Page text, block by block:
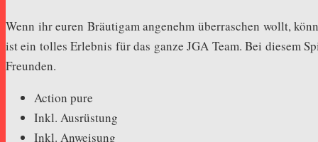
Wenn ihr euren Bräutigam angenehm überraschen wollt,
ist ein tolles Erlebnis für das ganze JGA Team. Bei diesem
Freunden.
Action pure
Inkl. Ausrüstung
Inkl. Anweisung